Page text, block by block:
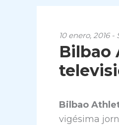
10 enero, 2016 -
Bilbao
Bilbao
vigésima